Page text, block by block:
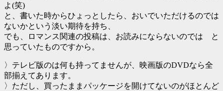
よ(笑)
と、書いた時からひょっとしたら、おいでいただけるのでは
ないかという淡い期待を持ち、
でも、ロマンス関連の投稿は、お読みにならないのでは と
思っていたものですから。
〉テレビ版のは何も持ってませんが、映画版のDVDなら全
部揃えてあります。
〉ただし、買ったままパッケージを開けてないのがほとんど